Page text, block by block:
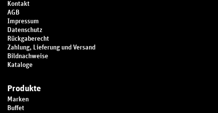
Kontakt
AGB
Impressum
Datenschutz
Rückgaberecht
Zahlung, Lieferung und Versand
Bildnachweise
Kataloge
Produkte
Marken
Buffet